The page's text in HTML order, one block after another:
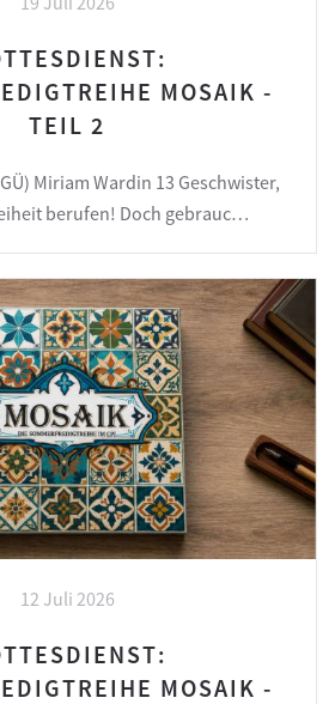
MOSAIK -
TEIL 2
Miriam Wardin 13 Geschwister,
berufen! Doch gebrauc…
12 Juli 2026
MOSAIK -